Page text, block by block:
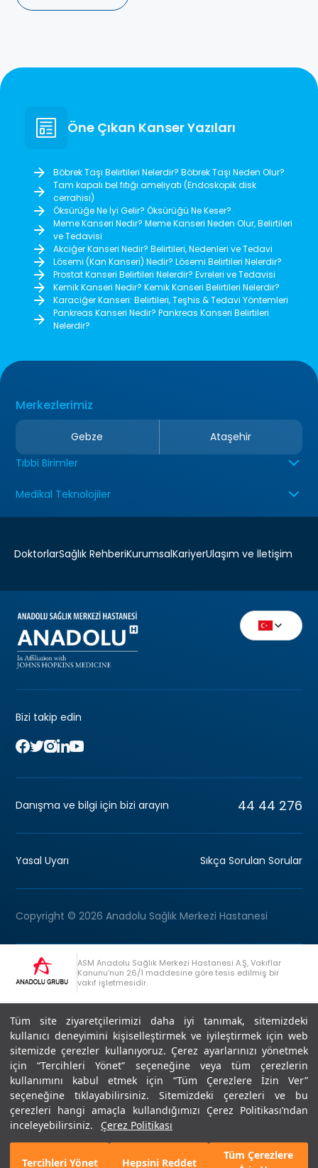
Tüm site ziyaretçilerimizi daha iyi tanımak, sitemizdeki
kullanıcı deneyimini kişiselleştirmek ve iyileştirmek için web
sitemizde çerezler kullanıyoruz. Çerez ayarlarınızı yönetmek
için “Tercihleri Yönet” seçeneğine veya tüm çerezlerin
kullanımını kabul etmek için “Tüm Çerezlere İzin Ver”
seçeneğine tıklayabilirsiniz. Sitemizdeki çerezleri ve bu
çerezleri hangi amaçla kullandığımızı Çerez Politikası’ndan
inceleyebilirsiniz.
Çerez Politikası
Tercihleri Yönet Hepsini Reddet
Tüm Çerezlere
Öne Çıkan Kanser Yazıları
Böbrek Taşı Belirtileri Nelerdir? Böbrek Taşı Neden Olur?
Tam kapalı bel fıtığı ameliyatı (Endoskopik disk
cerrahisi)
Öksürüğe Ne İyi Gelir? Öksürüğü Ne Keser?
Meme Kanseri Nedir? Meme Kanseri Neden Olur, Belirtileri
ve Tedavisi
Akciğer Kanseri Nedir? Belirtileri, Nedenleri ve Tedavi
Lösemi (Kan Kanseri) Nedir? Lösemi Belirtileri Nelerdir?
Prostat Kanseri Belirtileri Nelerdir? Evreleri ve Tedavisi
Kemik Kanseri Nedir? Kemik Kanseri Belirtileri Nelerdir?
Karaciğer Kanseri: Belirtileri, Teşhis & Tedavi Yöntemleri
Pankreas Kanseri Nedir? Pankreas Kanseri Belirtileri
Nelerdir?
Merkezlerimiz
Gebze
Ataşehir
Tıbbi Birimler
Medikal Teknolojiler
DoktorlarSağlık RehberiKurumsalKariyerUlaşım ve İletişim
Bizi takip edin
Danışma ve bilgi için bizi arayın 44 44 276
Yasal Uyarı Sıkça Sorulan Sorular
Copyright © 2026 Anadolu Sağlık Merkezi Hastanesi
ASM Anadolu Sağlık Merkezi Hastanesi A.Ş, Vakıflar
Kanunu’nun 26/1 maddesine göre tesis edilmiş bir
vakıf işletmesidir.
Anadolu Grubu Danışma Hattı +90 (262) 678 54 00
Son Güncellenme: 07.07.2026
Editör : Didem Akçay Göktepe | 44 44 276